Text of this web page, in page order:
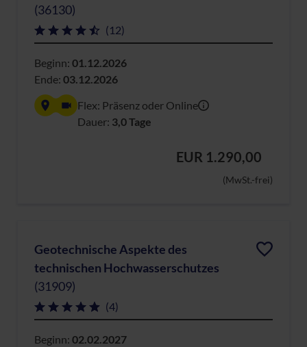
(36130)
(12)
Beginn: 01.12.2026
Ende: 03.12.2026
Flex: Präsenz oder Online
Dauer: 3,0 Tage
EUR 1.290,00
(MwSt.-frei)
Geotechnische Aspekte des
technischen Hochwasserschutzes
(31909)
(4)
Beginn: 02.02.2027